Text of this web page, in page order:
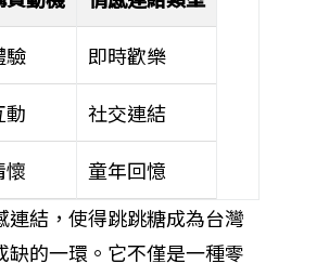
驗 即時歡樂
動 社交連結
懷
童年回憶
連結，使得跳跳糖成為台灣
缺的一環。它不僅是一種零